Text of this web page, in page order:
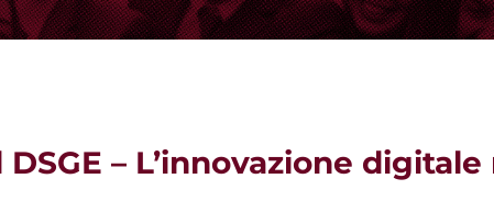
– L’innovazione